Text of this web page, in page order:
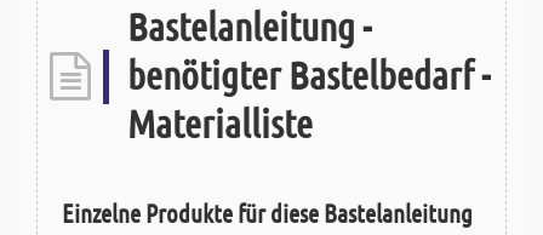
Bastelanleitung -
benötigter Bastelbedarf -
Materialliste
Einzelne Produkte für diese Bastelanleitung